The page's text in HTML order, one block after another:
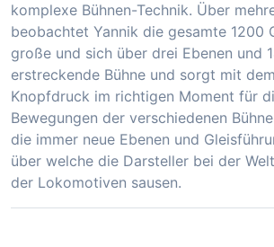
komplexe Bühnen-Technik. Über
beobachtet Yannik die gesamte 1200
große und sich über drei Ebenen und
erstreckende Bühne und sorgt mit
Knopfdruck im richtigen Moment für
Bewegungen der verschiedenen
die immer neue Ebenen und
über welche die Darsteller bei der
der Lokomotiven sausen.